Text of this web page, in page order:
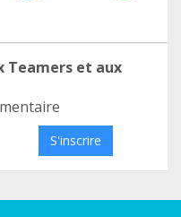
Teamers et aux
S'inscrire